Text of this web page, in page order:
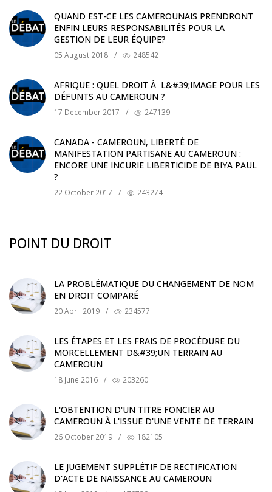
QUAND EST-CE LES CAMEROUNAIS PRENDRONT
ENFIN LEURS RESPONSABILITÉS POUR LA
GESTION DE LEUR ÉQUIPE?
05 August 2018 / 248542
AFRIQUE : QUEL DROIT À L&#39;IMAGE POUR LES
DÉFUNTS AU CAMEROUN ?
17 December 2017 / 247139
CANADA - CAMEROUN, LIBERTÉ DE
MANIFESTATION PARTISANE AU CAMEROUN :
ENCORE UNE INCURIE LIBERTICIDE DE BIYA PAUL
?
22 October 2017 / 243274
POINT DU DROIT
LA PROBLÉMATIQUE DU CHANGEMENT DE NOM
EN DROIT COMPARÉ
20 April 2019 / 234577
LES ÉTAPES ET LES FRAIS DE PROCÉDURE DU
MORCELLEMENT D&#39;UN TERRAIN AU
CAMEROUN
18 June 2016 / 203260
L'OBTENTION D'UN TITRE FONCIER AU
CAMEROUN À L'ISSUE D'UNE VENTE DE TERRAIN
26 October 2019 / 182105
LE JUGEMENT SUPPLÉTIF DE RECTIFICATION
D'ACTE DE NAISSANCE AU CAMEROUN